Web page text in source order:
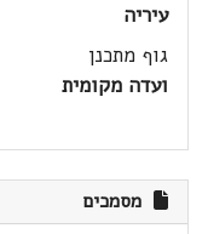
עיריה
גוף מתכנן
ועדה מקומית
מסמכים